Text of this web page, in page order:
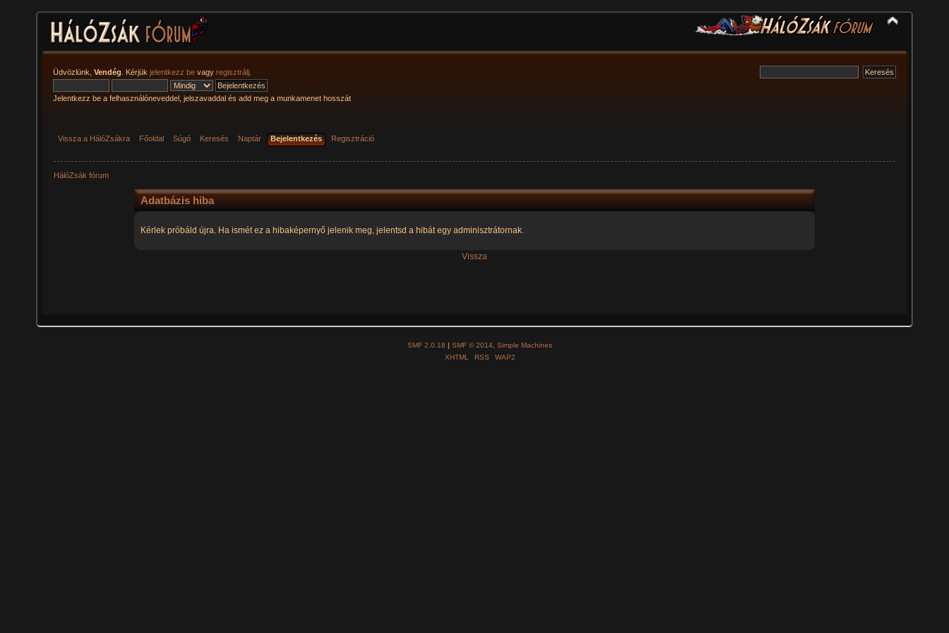
Üdvözlünk, Vendég . Kérjük jelentkezz be vagy regisztrálj
Jelentkezz be a felhasználóneveddel, jelszavaddal és add meg a munkamenet hosszát
Vissza a HálóZsákra Főoldal Súgó Keresés Naptár Bejelentkezés Regisztráció
HálóZsák fórum
Adatbázis hiba
Kérlek próbáld újra. Ha ismét ez a hibaképernyő jelenik meg, jelentsd a hibát egy adminisztrátornak.
Vissza
SMF 2.0.18 | SMF © 2014, Simple Machines
XHTML
RSS WAP2